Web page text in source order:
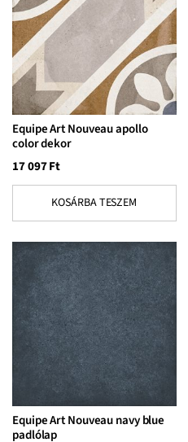
Equipe Art Nouveau apollo
color dekor
17 097Ft
KOSÁRBA TESZEM
Equipe Art Nouveau navy blue
padlólap